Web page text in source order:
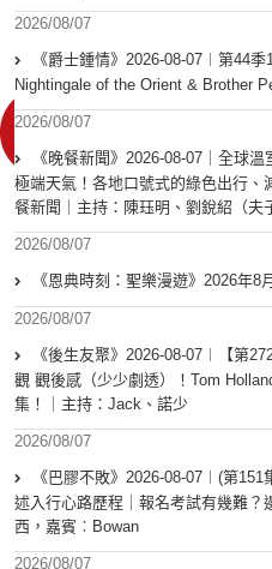
2026/08/07
《爵士鍾情》2026-08-07︱第44
Nightingale of the Orient & Brother
2026/08/07
《晚餐新聞》2026-08-07｜全球
極端天氣！各地口號式的綠色出行、
餐新聞｜主持：陳珏明、劉銳紹（夫
2026/08/07
《恩典時刻：聖樂漫遊》2026年8
2026/08/07
《後生友聚》2026-08-07︱【第
觀 觀後感（少少劇透）！Tom
集！｜主持：Jack、諾少
2026/08/07
《巴膠不敗》2026-08-07︱(第
述入行心路歷程｜報名考試有幾難？
西，嘉賓︰Bowan
2026/08/07